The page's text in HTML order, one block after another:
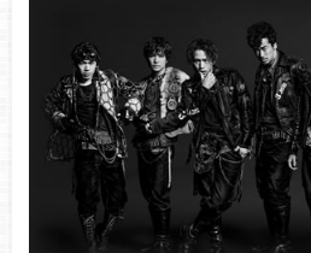
リ＆感想レポ！ネ
UNKNOWN
三代目ライブ2017
想レポ【2月11日
有！
三代目ライブ2019
想レポ！ネタバレ